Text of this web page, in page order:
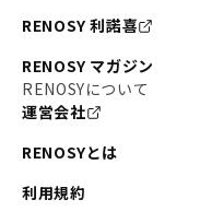
RENOSY 利諾喜
RENOSY マガジン
RENOSYについて
運営会社
RENOSYとは
利用規約